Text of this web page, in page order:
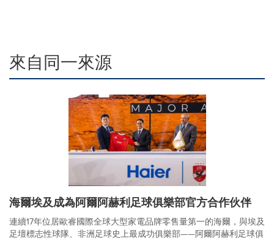
來自同一來源
海爾埃及成為阿爾阿赫利足球俱樂部官方合作伙伴
連續17年位居歐睿國際全球大型家電品牌零售量第一的海爾，與埃及
足壇標志性球隊、非洲足球史上最成功俱樂部——阿爾阿赫利足球俱